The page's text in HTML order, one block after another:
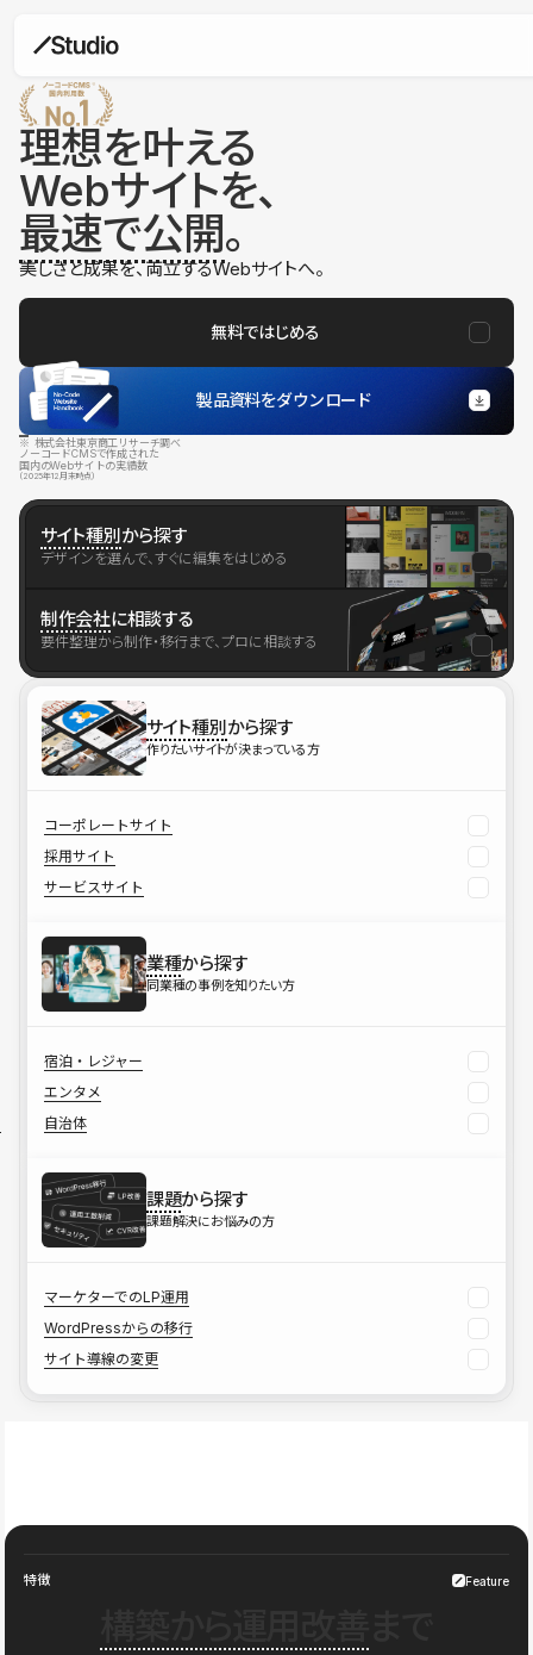
理想を叶える
Webサイトを、
最速で公開。
美しさと成果を、両立するWebサイトへ。
無料ではじめる
製品資料をダウンロード
※ 株式会社東京商工リサーチ調べ
ノーコードCMSで作成された
国内のWebサイトの実績数
（2025年12月末時点）
サイト種別から探す
デザインを選んで、すぐに編集をはじめる
制作会社に相談する
要件整理から制作・移行まで、プロに相談する
サイト種別から探す
作りたいサイトが決まっている方
コーポレートサイト
採用サイト
サービスサイト
業種から探す
同業種の事例を知りたい方
宿泊・レジャー
エンタメ
自治体
課題から探す
課題解決にお悩みの方
マーケターでのLP運用
WordPressからの移行
サイト導線の変更
特徴 Feature